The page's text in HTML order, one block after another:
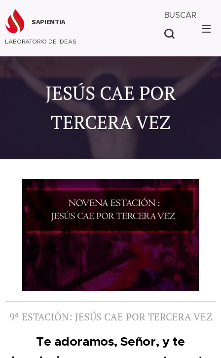
SAPIENTIA
LABORATORIO DE IDEAS
BUSCAR
JESÚS CAE POR
TERCERA VEZ
9ª ESTACIÓN: JESÚS CAE POR TERCERA VEZ
Te adoramos, Señor, y te